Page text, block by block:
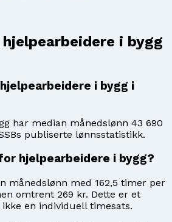
hjelpearbeidere i bygg
i bygg i
har median månedslønn 43 690
publiserte lønnsstatistikk.
hjelpearbeidere i bygg?
månedslønn med 162,5 timer per
omtrent 269 kr. Dette er et
en individuell timesats.